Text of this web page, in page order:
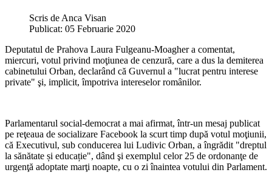
Scris de Anca Visan
Publicat: 05 Februarie 2020
Deputatul de Prahova Laura Fulgeanu-Moagher a comentat,
miercuri, votul privind moţiunea de cenzură, care a dus la demiterea
cabinetului Orban, declarând că Guvernul a "lucrat pentru interese
private" şi, implicit, împotriva intereselor românilor.
Parlamentarul social-democrat a mai afirmat, într-un mesaj publicat
pe reţeaua de socializare Facebook la scurt timp după votul moţiunii,
că Executivul, sub conducerea lui Ludivic Orban, a îngrădit "dreptul
la sănătate și educație", dând şi exemplul celor 25 de ordonanţe de
urgenţă adoptate marţi noapte, cu o zi înaintea votului din Parlament.